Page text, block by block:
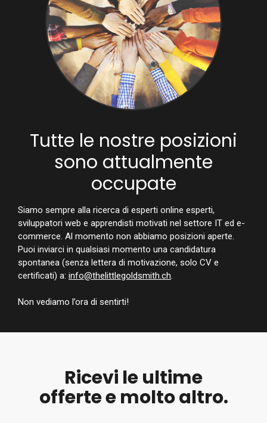
Tutte le nostre posizioni
sono attualmente
occupate
Siamo sempre alla ricerca di esperti online esperti,
sviluppatori web e apprendisti motivati nel settore IT ed e-
commerce. Al momento non abbiamo posizioni aperte.
Puoi inviarci in qualsiasi momento una candidatura
spontanea (senza lettera di motivazione, solo CV e
certificati) a: info@thelittlegoldsmith.ch.
Non vediamo l’ora di sentirti!
Ricevi le ultime
offerte e molto altro.